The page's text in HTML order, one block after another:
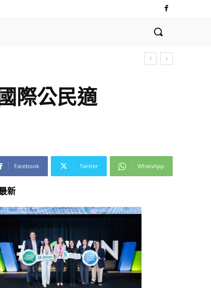
際公民適
Facebook Twitter WhatsApp
新